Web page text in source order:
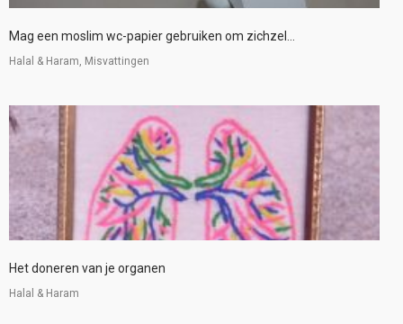
Mag een moslim wc-papier gebruiken om zichzel...
Halal & Haram, Misvattingen
Het doneren van je organen
Halal & Haram